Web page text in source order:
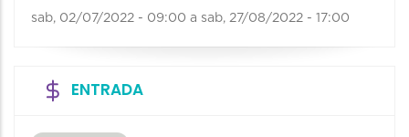
sab, 02/07/2022 - 09:00 a sab, 27/08/2022 - 17:00
ENTRADA